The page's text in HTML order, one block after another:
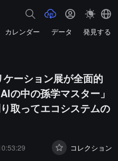
カレンダー データ 発見する
ーション展が全面的
の中の孫学マスター」
取ってエコシステムの
コレクション